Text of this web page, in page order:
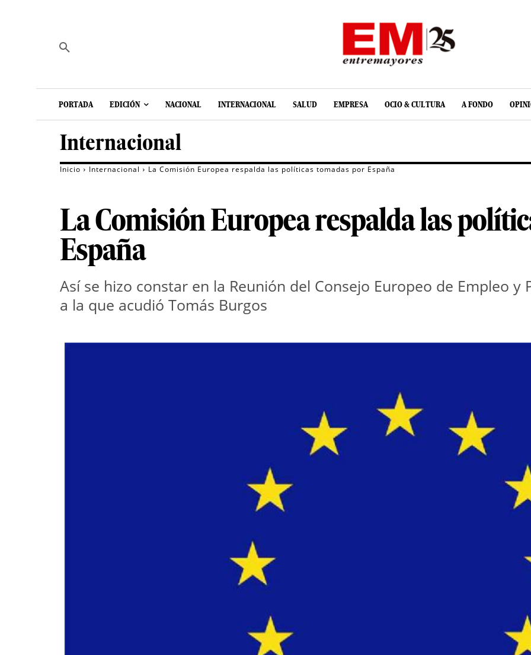
PORTADA EDICIÓN NACIONAL INTERNACIONAL SALUD EMPRESA OCIO & CULTURA A FONDO
Internacional
Inicio Internacional La Comisión Europea respalda las políticas tomadas por España
La Comisión Europea respalda las
España
Así se hizo constar en la Reunión del Consejo Europeo de Empleo y
a la que acudió Tomás Burgos